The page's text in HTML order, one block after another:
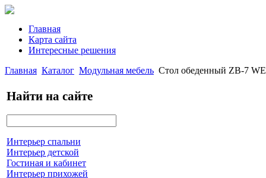
Главная
Карта сайта
Интересные решения
Главная Каталог Модульная мебель Стол обеденный ZB-7
Найти на сайте
Интерьер спальни
Интерьер детской
Гостиная и кабинет
Интерьер прихожей